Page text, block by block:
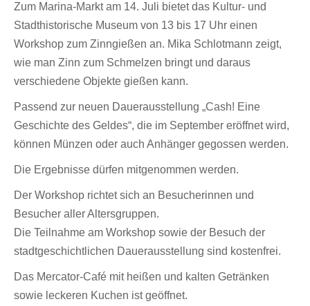
Zum Marina-Markt am 14. Juli bietet das Kultur- und
Stadthistorische Museum von 13 bis 17 Uhr einen
Workshop zum Zinngießen an. Mika Schlotmann zeigt,
wie man Zinn zum Schmelzen bringt und daraus
verschiedene Objekte gießen kann.
Passend zur neuen Dauerausstellung „Cash! Eine
Geschichte des Geldes“, die im September eröffnet wird,
können Münzen oder auch Anhänger gegossen werden.
Die Ergebnisse dürfen mitgenommen werden.
Der Workshop richtet sich an Besucherinnen und
Besucher aller Altersgruppen.
Die Teilnahme am Workshop sowie der Besuch der
stadtgeschichtlichen Dauerausstellung sind kostenfrei.
Das Mercator-Café mit heißen und kalten Getränken
sowie leckeren Kuchen ist geöffnet.